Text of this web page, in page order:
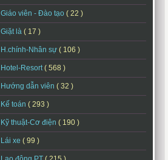
Giáo viên - Đào tạo ( 22 )
Giặt là ( 17 )
H.chính-Nhân sự ( 106 )
Hotel-Resort( 568 )
Hướng dẫn viên ( 32 )
Kế toán ( 293 )
Kỹ thuật-Cơ điện ( 190 )
Lái xe ( 99 )